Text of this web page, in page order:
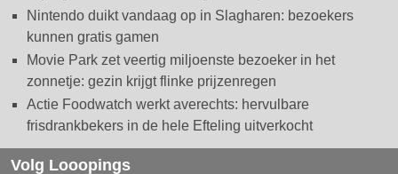
Nintendo duikt vandaag op in Slagharen: bezoekers
kunnen gratis gamen
Movie Park zet veertig miljoenste bezoeker in het
zonnetje: gezin krijgt flinke prijzenregen
Actie Foodwatch werkt averechts: hervulbare
frisdrankbekers in de hele Efteling uitverkocht
Volg Looopings